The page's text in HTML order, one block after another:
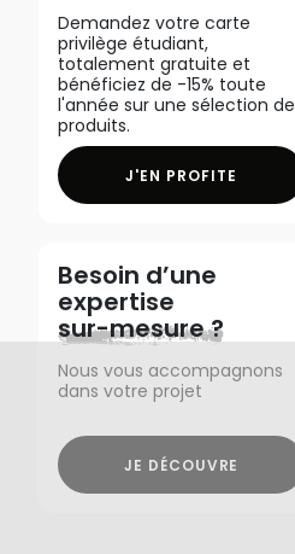
Demandez votre carte
privilège étudiant,
totalement gratuite et
bénéficiez de -15% toute
l'année sur une sélection de
produits.
J'EN PROFITE
Besoin d’une
expertise
sur-mesure ?
Nous vous accompagnons
dans votre projet
JE DÉCOUVRE